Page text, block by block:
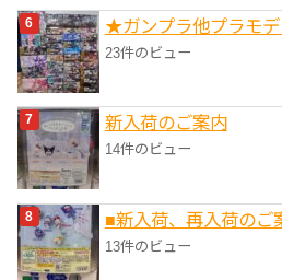
★ガンプラ他プラモ
23件のビュー
新入荷のご案内
14件のビュー
■新入荷、再入荷のご
13件のビュー